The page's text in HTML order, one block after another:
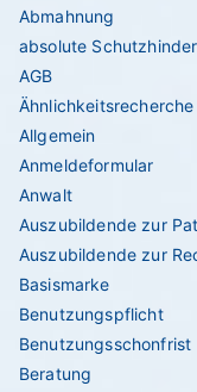
Abmahnung
absolute
AGB
Ähnlichkeitsrecherche
Allgemein
Anmeldeformular
Anwalt
Auszubildende zur
Auszubildende zur
Basismarke
Benutzungspflicht
Benutzungsschonfrist
Beratung